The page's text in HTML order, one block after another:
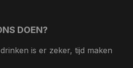
DOEN?
is er zeker, tijd maken